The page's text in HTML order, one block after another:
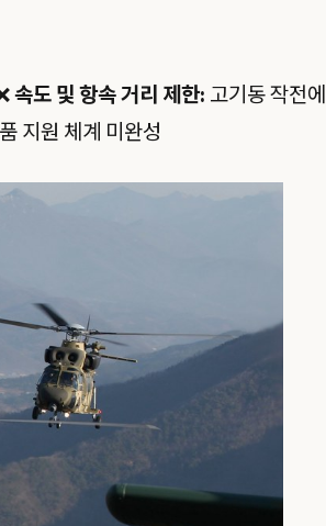
속도 및 항속 거리 제한: 고기동 작전에
지원 체계 미완성